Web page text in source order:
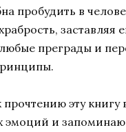
пробудить в
заставляя
преграды и
эту книгу
эмоций и